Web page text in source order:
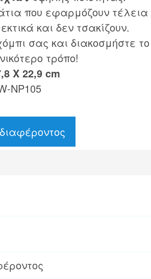
που εφαρμόζουν
και δεν τσακίζουν.
σας και διακοσμήστε
τρόπο!
Χ 22,9 cm
NP105